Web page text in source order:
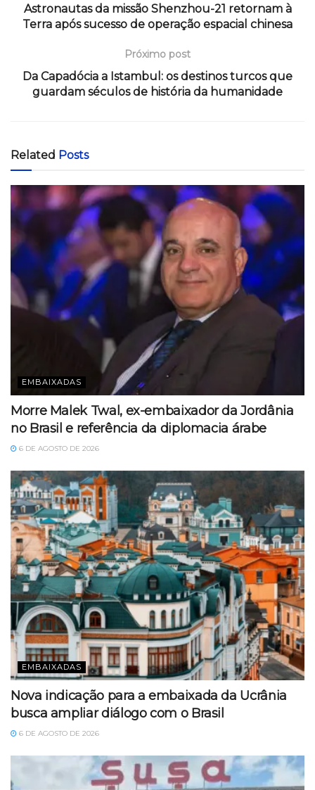
Astronautas da missão Shenzhou-21 retornam à
Terra após sucesso de operação espacial chinesa
Próximo post
Da Capadócia a Istambul: os destinos turcos que
guardam séculos de história da humanidade
Related Posts
EMBAIXADAS
Morre Malek Twal, ex-embaixador da Jordânia
no Brasil e referência da diplomacia árabe
6 DE AGOSTO DE 2026
EMBAIXADAS
Nova indicação para a embaixada da Ucrânia
busca ampliar diálogo com o Brasil
6 DE AGOSTO DE 2026